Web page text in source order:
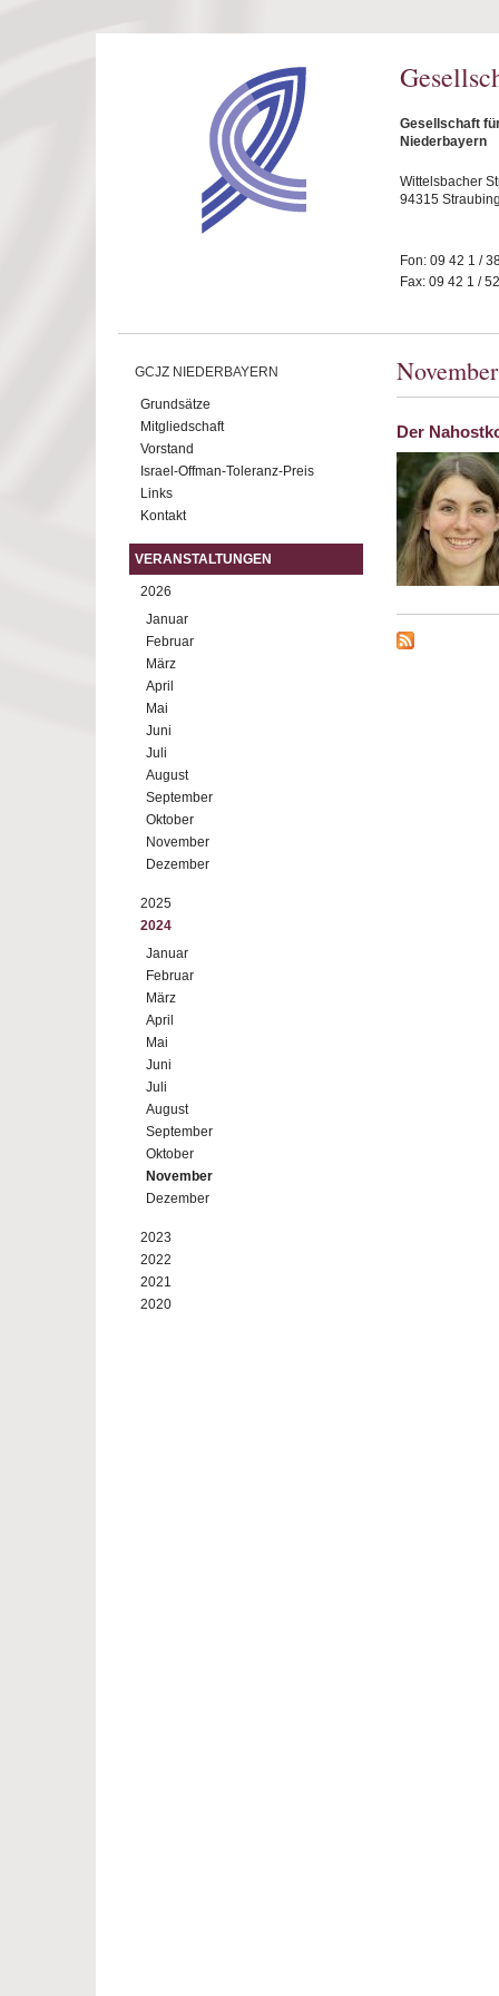
Gesellschaft
Niederbayern
Wittelsbacher
94315
Fon: 09 42 1 /
Fax: 09 42 1 /
GCJZ NIEDERBAYERN
Grundsätze
Mitgliedschaft
Vorstand
Israel-Offman-Toleranz-Preis
Links
Kontakt
VERANSTALTUNGEN
2026
Januar
Februar
März
April
Mai
Juni
Juli
August
September
Oktober
November
Dezember
2025
2024
Januar
Februar
März
April
Mai
Juni
Juli
August
September
Oktober
November
Dezember
2023
2022
2021
2020
Der